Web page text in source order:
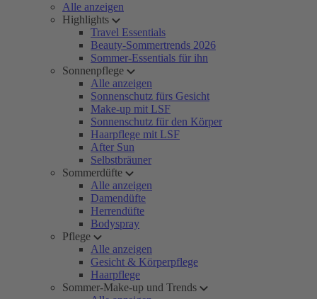
Alle anzeigen
Highlights
Travel Essentials
Beauty-Sommertrends 2026
Sommer-Essentials für ihn
Sonnenpflege
Alle anzeigen
Sonnenschutz fürs Gesicht
Make-up mit LSF
Sonnenschutz für den Körper
Haarpflege mit LSF
After Sun
Selbstbräuner
Sommerdüfte
Alle anzeigen
Damendüfte
Herrendüfte
Bodyspray
Pflege
Alle anzeigen
Gesicht & Körperpflege
Haarpflege
Sommer-Make-up und Trends